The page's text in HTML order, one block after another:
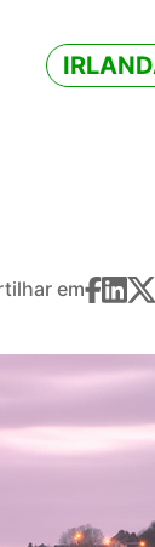
em